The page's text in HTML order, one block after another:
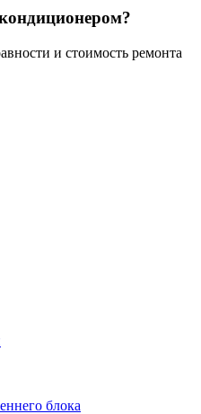
и стоимость ремонта
блока